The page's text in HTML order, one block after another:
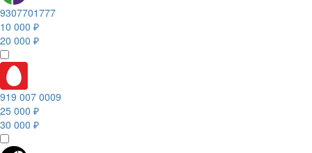
9307701777
10 000 ₽
20 000 ₽
919 007 0009
25 000 ₽
30 000 ₽